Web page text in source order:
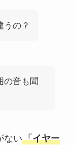
うの？
の音も聞
ない「イヤー